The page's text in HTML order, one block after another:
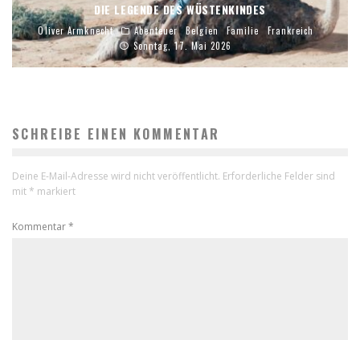
DIE LEGENDE DES WÜSTENKINDES
Oliver Armknecht Abenteuer Belgien Familie
Frankreich
Sonntag, 17. Mai 2026
SCHREIBE EINEN KOMMENTAR
Deine E-Mail-Adresse wird nicht veröffentlicht. Erforderliche Felder sind
mit * markiert
Kommentar*